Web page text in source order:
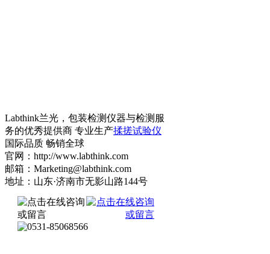
Labthink兰光，包装检测仪器与检测服
务的优秀提供商 专业生产揉搓试验仪
国际品质 畅销全球
官网：http://www.labthink.com
邮箱：Marketing@labthink.com
地址：山东·济南市无影山路144号